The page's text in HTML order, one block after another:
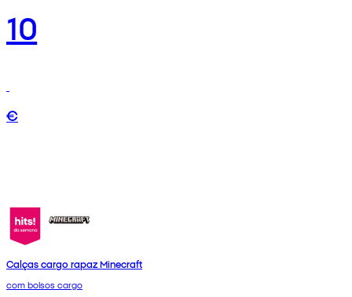
10
€
Calças cargo rapaz Minecraft
com bolsos cargo